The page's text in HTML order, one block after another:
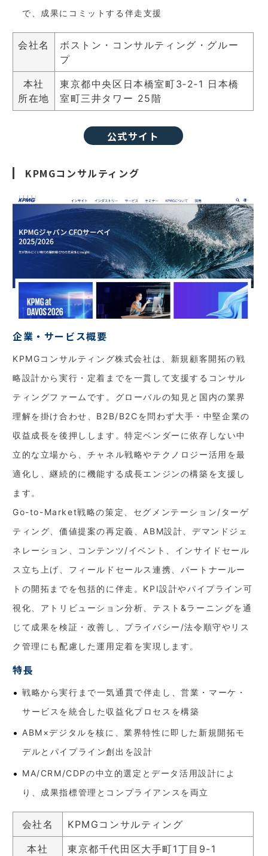
で、成果にコミットする伴走支援
会社名
ボストン・コンサルティング・グルー
プ
本社
所在地
東京都中央区日本橋室町3‑2‑1 日本橋
室町三井タワー 25階
公式サイト
KPMGコンサルティング
企業・サービス概要
KPMGコンサルティング株式会社は、新規顧客開拓の戦
略設計から実行・定着までを一貫して支援するコンサル
ティングファームです。グローバルの知見と国内の業界
理解を掛け合わせ、B2B/B2Cを問わず大手・中堅企業の
収益成長を後押しします。特定ベンダーに依存しない中
立的な立場から、チャネル戦略やテクノロジー活用を最
適化し、継続的に機能する成長エンジンの構築を支援し
ます。
Go-to-Market戦略の策定、セグメンテーション/ターゲ
ティング、価値提案の再定義、ABM設計、デマンドジェ
ネレーション、コンテンツ/イベント、インサイドセール
ス立ち上げ、フィールドセールス連携、パートナールー
トの開拓までを包括的に伴走。KPI設計やパイプライン可
視化、アトリビューション分析、テスト&ラーニングを通
じて成果を検証・改善し、プライバシー/法令順守やリス
ク管理にも配慮した運用定着を実現します。
特長
戦略から実行まで一気通貫で伴走し、営業・マーケ・
サービスを統合した収益化プロセスを構築
ABM×デジタルを核に、業界特性に即した新規開拓モ
デルとパイプライン創出を設計
MA/CRM/CDPの中立的選定とデータ活用設計によ
り、成果指標管理とコンプライアンスを両立
会社名 KPMGコンサルティング
本社
東京都千代田区大手町1丁目9-1